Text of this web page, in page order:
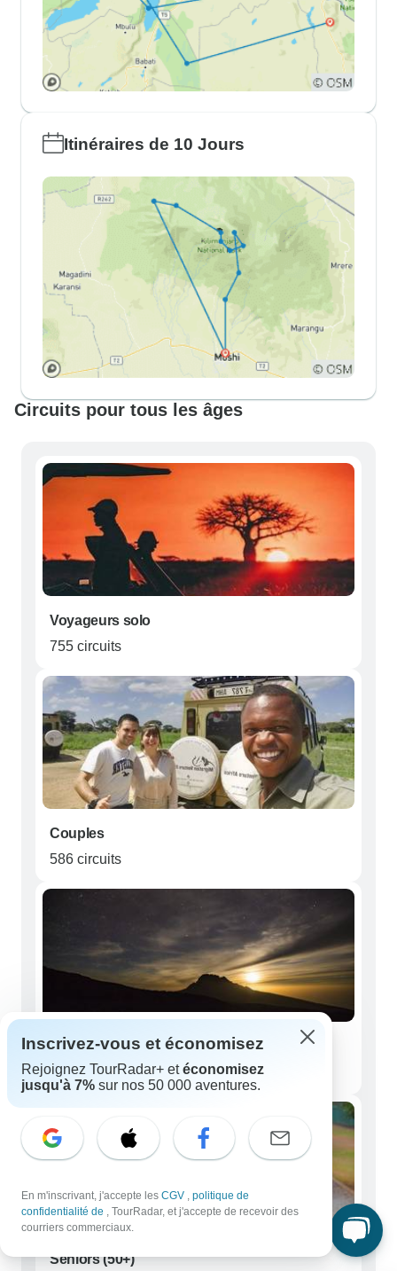
Itinéraires de 10 Jours
Circuits pour tous les âges
Voyageurs solo
755 circuits
Couples
586 circuits
Jeunes adultes (18 - 39)
9 circuits
Seniors (50+)
Inscrivez-vous et économisez
Rejoignez TourRadar+ etéconomisez
jusqu'à 7% sur nos 50 000 aventures.
En m'inscrivant, j'accepte les CGV , politique de
confidentialité de , TourRadar, et j'accepte de recevoir des
courriers commerciaux.